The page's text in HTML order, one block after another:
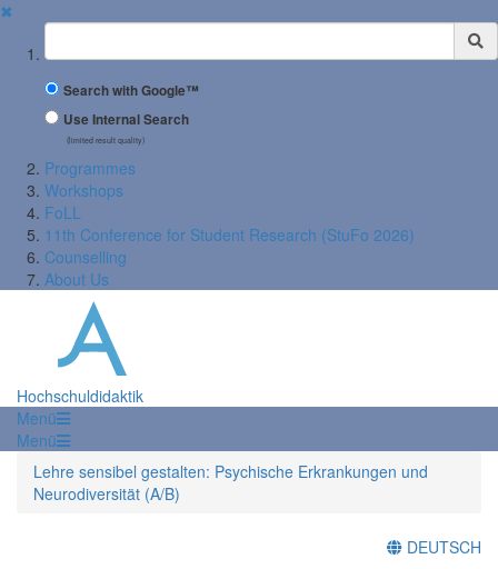
✖
Suchbegriff
Search with Google™
Use Internal Search
(limited result quality)
Programmes
Workshops
FoLL
11th Conference for Student Research (StuFo 2026)
Counselling
About Us
Hochschuldidaktik
Menü
Menü
Lehre sensibel gestalten: Psychische Erkrankungen und
Neurodiversität (A/B)
DEUTSCH